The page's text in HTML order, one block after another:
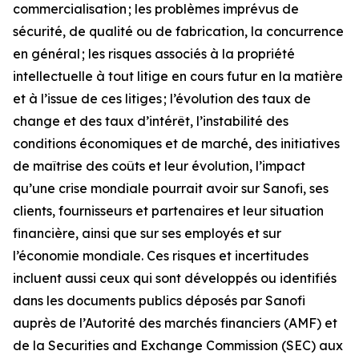
commercialisation ; les problèmes imprévus de
sécurité, de qualité ou de fabrication, la concurrence
en général ; les risques associés à la propriété
intellectuelle à tout litige en cours futur en la matière
et à l’issue de ces litiges ; l’évolution des taux de
change et des taux d’intérêt, l’instabilité des
conditions économiques et de marché, des initiatives
de maîtrise des coûts et leur évolution, l’impact
qu’une crise mondiale pourrait avoir sur Sanofi, ses
clients, fournisseurs et partenaires et leur situation
financière, ainsi que sur ses employés et sur
l’économie mondiale. Ces risques et incertitudes
incluent aussi ceux qui sont développés ou identifiés
dans les documents publics déposés par Sanofi
auprès de l’Autorité des marchés financiers (AMF) et
de la Securities and Exchange Commission (SEC) aux